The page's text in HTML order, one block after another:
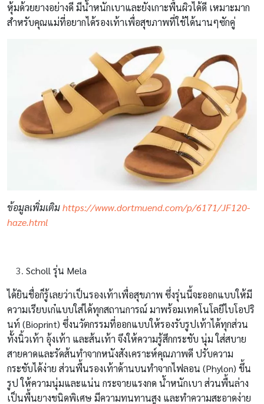
หุ้มด้วยยางอย่างดี มีน้ำหนักเบาและยังเกาะพื้นผิวได้ดี เหมาะมาก
สำหรับคุณแม่ที่อยากได้รองเท้าเพื่อสุขภาพที่ใช้ได้นานๆซักคู่
ข้อมูลเพิ่มเติมhttps://www.dortmuend.com/p/6171/JF120-
haze.html
Scholl รุ่น Mela
ได้ยินชื่อก็รู้เลยว่าเป็นรองเท้าเพื่อสุขภาพ ซึ่งรุ่นนี้จะออกแบบให้มี
ความเรียบเก๋แบบใส่ได้ทุกสถานการณ์ มาพร้อมเทคโนโลยีไบโอปริ
นท์ (Bioprint) ซึ่งนวัตกรรมที่ออกแบบให้รองรับรูปเท้าได้ทุกส่วน
ทั้งนิ้วเท้า อุ้งเท้า และส้นเท้า จึงให้ความรู้สึกกระชับ นุ่ม ใส่สบาย
สายคาดและรัดส้นทำจากหนังสังเคราะห์คุณภาพดี ปรับความ
กระชับได้ง่าย ส่วนพื้นรองเท้าด้านบนทำจากไฟลอน (Phylon) ขึ้น
รูป ให้ความนุ่มและแน่น กระจายแรงกด น้ำหนักเบา ส่วนพื้นล่าง
เป็นพื้นยางชนิดพิเศษ มีความทนทานสูง และทำความสะอาดง่าย